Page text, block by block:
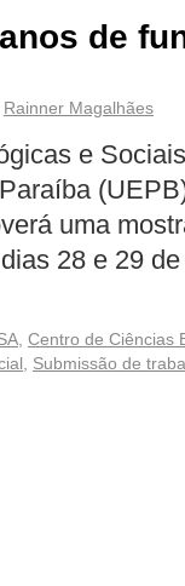
de
Rainner Magalhães
e
uma
28 e 29
Centro de Ciências
Submissão de